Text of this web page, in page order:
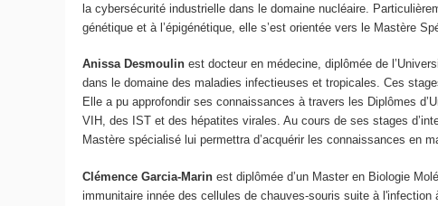
la cybersécurité industrielle dans le domaine nucléaire.
génétique et à l’épigénétique, elle s’est orientée vers le Mastère
Anissa Desmoulinest docteur en médecine, diplômée de
dans le domaine des maladies infectieuses et tropicales. Ces
Elle a pu approfondir ses connaissances à travers les Diplômes
VIH, des IST et des hépatites virales. Au cours de ses stages
Mastère spécialisé lui permettra d’acquérir les connaissances en
Clémence Garcia-Marin est diplômée d’un Master en Biologie
immunitaire innée des cellules de chauves-souris suite à